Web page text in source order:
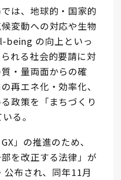
は、地球的・国家的
変動への対応や生物
being の向上といっ
れる社会的要請に対
・量両面からの確
再エネ化・効率化、
政策を「まちづくり
る。
」の推進のため、
を改正する法律」が
布され、同年11月